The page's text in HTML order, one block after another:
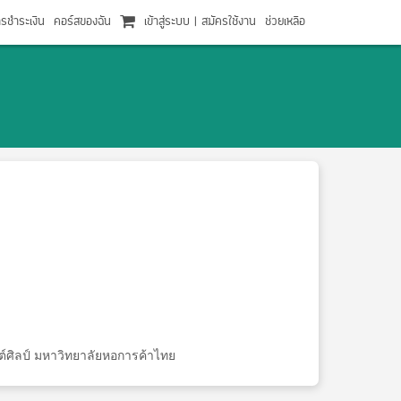
เข้าสู่ระบบ | สมัครใช้งาน ช่วยเหลือ
ชำระเงิน คอร์สของฉัน
ลป์ มหาวิทยาลัยหอการค้าไทย